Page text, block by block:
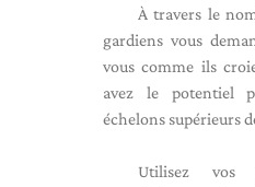
À travers le
gardiens vous
vous comme ils
avez le potentiel
échelons supérieurs
Utilisez vos